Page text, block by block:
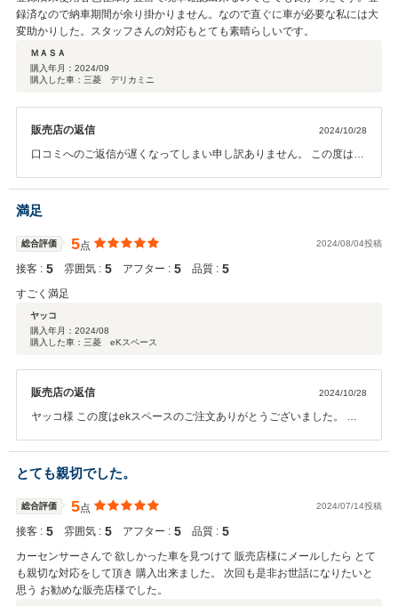
ますので、ご紹介なども含め今後とも引き続きよろしくお願いいたし
ます。
録済なので納車期間が余り掛かりません。なので直ぐに車が必要な私には大
変助かりした。スタッフさんの対応もとても素晴らしいです。
ＭＡＳＡ
購入年月： 2024/09
購入した車：三菱 デリカミニ
販売店の返信 2024/10/28
口コミへのご返信が遅くなってしまい申し訳ありません。 この度は遠
した。 ご納車も店頭にお越しいただきありがとうございました。 駅へ
のお迎えなどの対応が人員の関係でご対応できず申し訳ありませんで
す。 嬉しい口コミありがとうございます。 ご来店・お問い合わせいた
だけるお客様すべてに満足いただけるように最大限努めてまいります
ので、今後ともよろしくお願いいたします。
満足
総合評価 5点 2024/08/04投稿
接客 : 5 雰囲気 : 5 アフター : 5 品質 : 5
すごく満足
ヤッコ
購入年月： 2024/08
購入した車：三菱 eKスペース
販売店の返信 2024/10/28
ヤッコ様 この度はekスペースのご注文ありがとうございました。 口
ありがとうございます。 今後も満足いただけるように努めてまいりま
すので、末永くお付き合いをよろしくお願いいたします。
とても親切でした。
総合評価 5点 2024/07/14投稿
接客 : 5 雰囲気 : 5 アフター : 5 品質 : 5
カーセンサーさんで 欲しかった車を見つけて 販売店様にメールしたら とて
も親切な対応をして頂き 購入出来ました。 次回も是非お世話になりたいと
思う お勧めな販売店様でした。